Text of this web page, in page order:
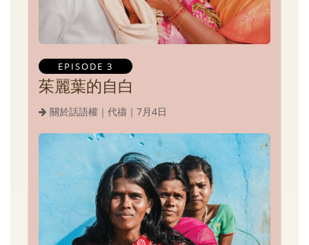
EPISODE 3
茱麗葉的自白
關於話語權｜代禱｜7月4日